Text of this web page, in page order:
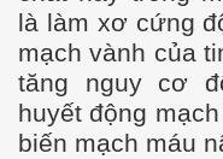
là làm xơcứng
mạch vành của
tăng nguy cơ
huyết động
biến mạch máu